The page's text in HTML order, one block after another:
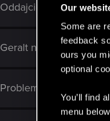
Our
Some are
feedback
ours you
optional
You’ll find
menu
Oddajcie wersję XBOX
Geralt nie biega
Problem z wejściem na